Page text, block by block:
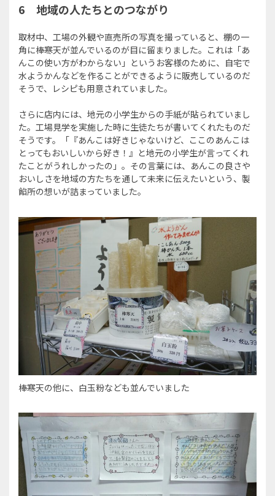
6 地域の人たちとのつながり
取材中、工場の外観や直売所の写真を撮っていると、棚の一
角に棒寒天が並んでいるのが目に留まりました。これは「あ
んこの使い方がわからない」というお客様のために、自宅で
水ようかんなどを作ることができるように販売しているのだ
そうで、レシピも用意されていました。
さらに店内には、地元の小学生からの手紙が貼られていまし
た。工場見学を実施した時に生徒たちが書いてくれたものだ
そうです。「『あんこは好きじゃないけど、ここのあんこは
とってもおいしいから好き！』と地元の小学生が言ってくれ
たことがうれしかったの」。その言葉には、あんこの良さや
おいしさを地域の方たちを通して未来に伝えたいという、製
餡所の想いが詰まっていました。
棒寒天の他に、白玉粉なども並んでいました